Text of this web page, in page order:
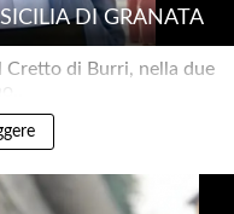
DI GRANATA
Cretto di Burri, nella due